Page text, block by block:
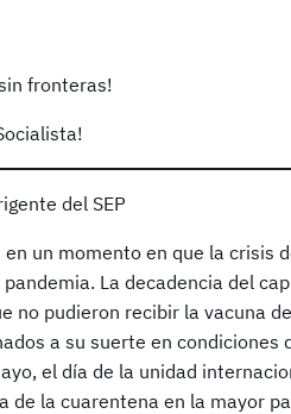
fronteras!
del SEP
un momento en que la crisis
La decadencia del
no pudieron recibir la vacuna
a su suerte en condiciones
el día de la unidad
de la cuarentena en la mayor